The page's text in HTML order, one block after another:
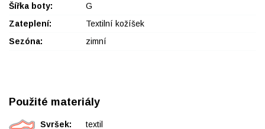
Šířka boty:
G
Zateplení:
Textilní kožíšek
Sezóna:
zimní
Použité materiály
Svršek:
textil